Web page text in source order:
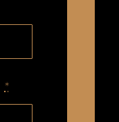
*